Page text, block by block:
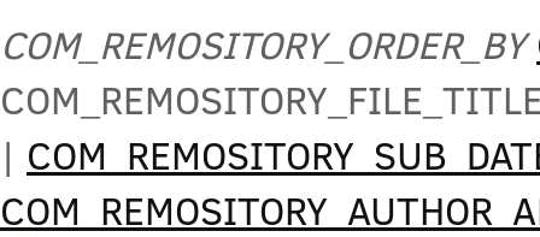
COM_REMOSITORY_ORDER_BY
|